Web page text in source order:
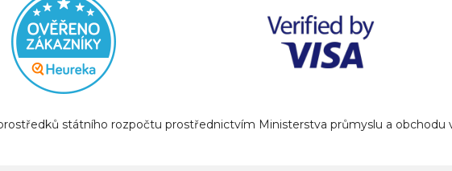
státního rozpočtu prostřednictvím Ministerstva průmyslu a